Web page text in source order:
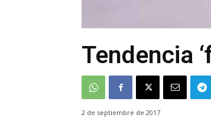
Tendencia
2 de septiembre de 2017